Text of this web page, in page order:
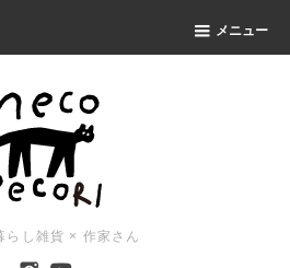
メニュー
らし雑貨 × 作家さん